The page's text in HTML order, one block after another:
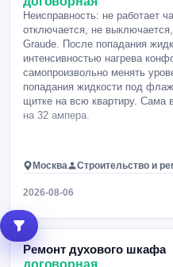
Неисправность: не работает
отключается, не
Graude. После попадания
интенсивностью нагрева
самопроизвольно менять
попадания жидкости под
щитке на всю квартиру. Сама
на 32 ампера.
Москва Строительство и
2026-08-06
Ремонт духового шкафа
договорная